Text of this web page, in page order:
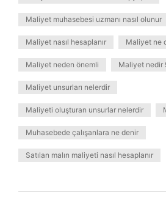
Maliyet muhasebesi uzmanı nasıl olunur
Maliyet nasıl hesaplanır Maliyet ne
Maliyet neden önemli Maliyet nedir
Maliyet unsurları nelerdir
Maliyeti oluşturan unsurlar nelerdir
Muhasebede çalışanlara ne denir
Satılan malın maliyeti nasıl hesaplanır